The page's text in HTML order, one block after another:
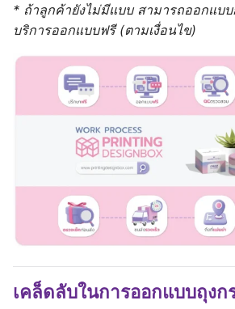
* ถ้าลูกค้ายังไม่มีแบบ สามารถออกแบบ
บริการออกแบบฟรี (ตามเงื่อนไข)
เคล็ดลับในการออกแบบถุงก